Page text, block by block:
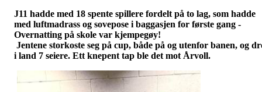
J11 hadde med 18 spente spillere fordelt på to lag, som hadde
med luftmadrass og sovepose i baggasjen for første gang -
Overnatting på skole var kjempegøy!
Jentene storkoste seg på cup, både på og utenfor banen, og
i land 7 seiere. Ett knepent tap ble det mot Årvoll.